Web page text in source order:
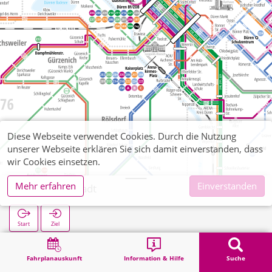
Fahrplanauskunft Information & Hilfe Suche
Haus der Stadt
Start Ziel
Haus der Stadt
Diese Webseite verwendet Cookies. Durch die Nutzung
unserer Webseite erklären Sie sich damit einverstanden, dass
wir Cookies einsetzen.
Mehr erfahren
Einverstanden